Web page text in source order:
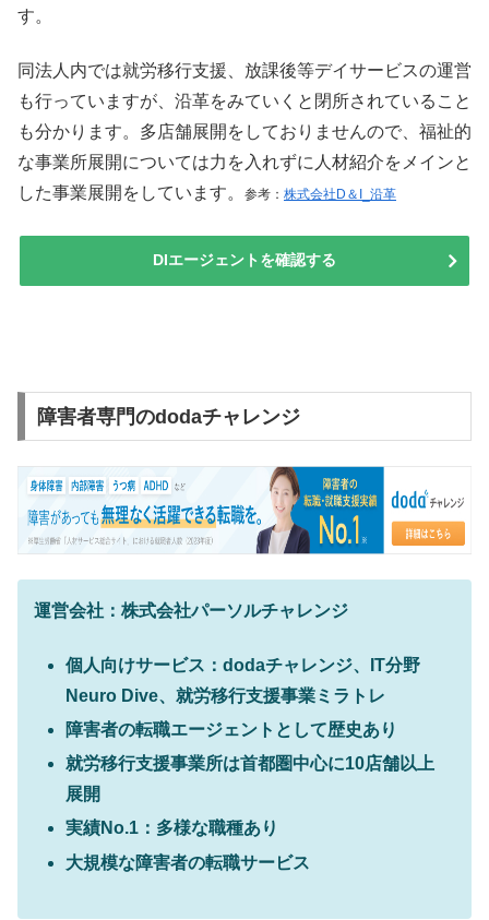
す。
同法人内では就労移行支援、放課後等デイサービスの運営
も行っていますが、沿革をみていくと閉所されていること
も分かります。多店舗展開をしておりませんので、福祉的
な事業所展開については力を入れずに人材紹介をメインと
した事業展開をしています。
参考： 株式会社D＆I_沿革
DIエージェントを確認する
障害者専門のdodaチャレンジ
運営会社：株式会社パーソルチャレンジ
個人向けサービス：dodaチャレンジ、IT分野
Neuro Dive、就労移行支援事業ミラトレ
障害者の転職エージェントとして歴史あり
就労移行支援事業所は首都圏中心に10店舗以上
展開
実績No.1：多様な職種あり
大規模な障害者の転職サービス